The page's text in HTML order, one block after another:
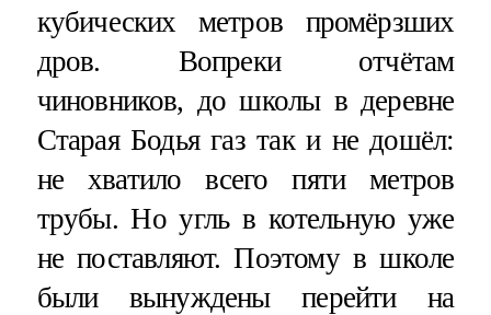
кубических метров промёрзших
дров. Вопреки отчётам
чиновников, до школы в деревне
Старая Бодья газ так и не дошёл:
не хватило всего пяти метров
трубы. Но угль в котельную уже
не поставляют. Поэтому в школе
были вынуждены перейти на